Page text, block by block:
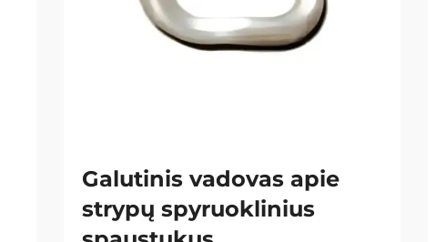
Galutinis vadovas apie
strypų spyruoklinius